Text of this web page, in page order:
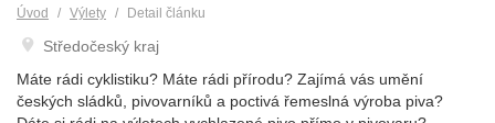
Úvod Výlety Detail článku
Středočeský kraj
Máte rádi cyklistiku? Máte rádi přírodu? Zajímá vás umění
českých sládků, pivovarníků a poctivá řemeslná výroba piva?